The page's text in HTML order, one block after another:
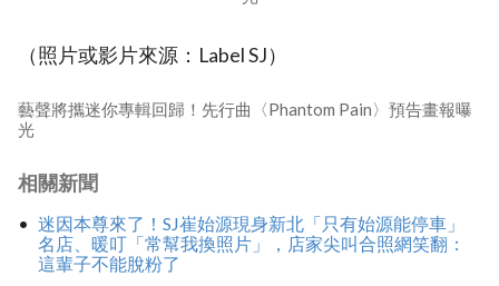
（照片或影片來源：Label SJ）
藝聲將攜迷你專輯回歸！先行曲〈Phantom Pain〉預告畫報曝
光
相關新聞
迷因本尊來了！SJ崔始源現身新北「只有始源能停車」
名店、暖叮「常幫我換照片」，店家尖叫合照網笑翻：
這輩子不能脫粉了